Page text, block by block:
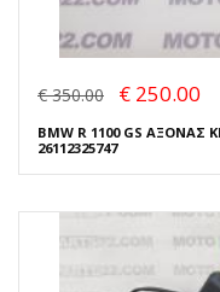
€ 350.00 € 250.00
BMW R 1100 GS ΑΞΟΝΑΣ
26112325747